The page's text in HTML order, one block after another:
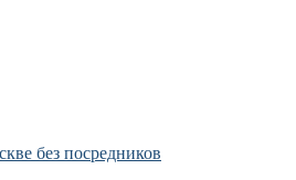
без посредников